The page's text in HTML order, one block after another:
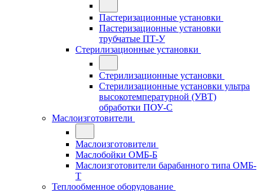
Пастеризационные установки
Пастеризационные установки
трубчатые ПТ-У
Стерилизационные установки
Стерилизационные установки
Стерилизационные установки ультра
высокотемпературной (УВТ)
обработки ПОУ-С
Маслоизготовители
Маслоизготовители
Маслобойки ОМБ-Б
Маслоизготовители барабанного типа ОМБ-
Т
Теплообменное оборудование